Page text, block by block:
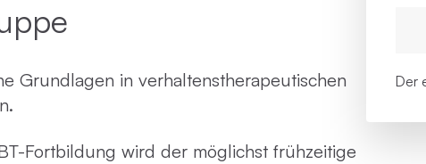
Grundlagen in verhaltenstherapeutischen
Fortbildung wird der möglichst frühzeitige
Der